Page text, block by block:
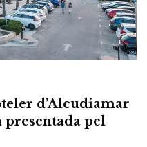
d’Alcudiamar
pel